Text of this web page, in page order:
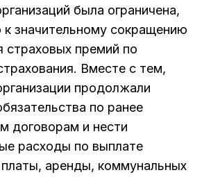
была ограничена,
к значительному сокращению
страховых премий по
Вместе с тем,
продолжали
по ранее
договорам и нести
расходы по выплате
аренды, коммунальных